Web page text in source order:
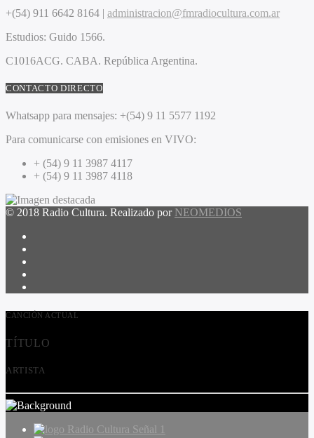
+(54) 911 6642 8164 | administracion@fmradiocultura.com.ar
Estudios: Guido 1566.
C1016ACG. CABA. República Argentina.
CONTACTO DIRECTO
Whatsapp para mensajes: +(54) 9 11 5577 1192
Para comunicarse con emisiones en VIVO:
+ (54) 9 11 3987 4117
+ (54) 9 11 3987 4118
© 2018 Radio Cultura. Realizado por NEOMEDIOS
CANCIÓN ACTUAL
TÍTULO
ARTISTA
Radio Cultura Señal 1